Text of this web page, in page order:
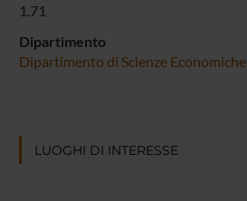
1.71
Dipartimento
Dipartimento di Scienze Economiche
LUOGHI DI INTERESSE